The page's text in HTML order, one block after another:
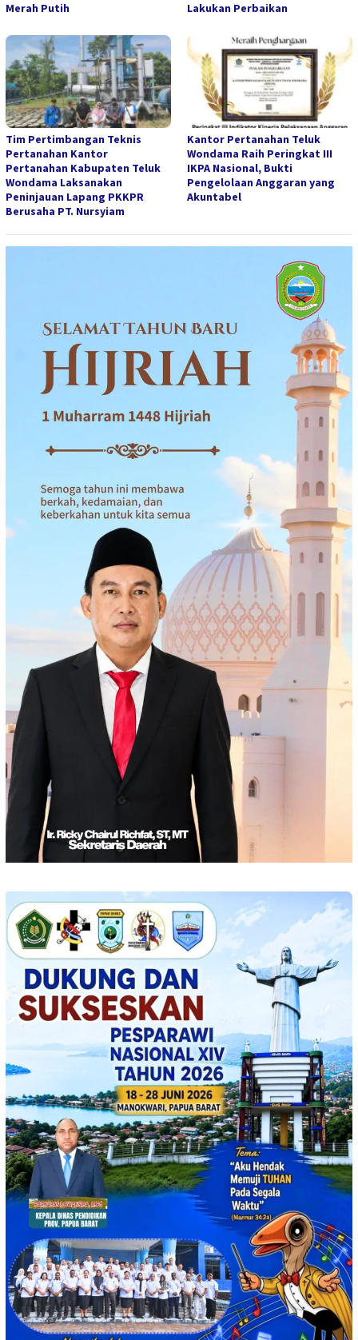
Merah Putih
Lakukan Perbaikan
Tim Pertimbangan Teknis
Pertanahan Kantor
Pertanahan Kabupaten Teluk
Wondama Laksanakan
Peninjauan Lapang PKKPR
Berusaha PT. Nursyiam
Kantor Pertanahan Teluk
Wondama Raih Peringkat III
IKPA Nasional, Bukti
Pengelolaan Anggaran yang
Akuntabel